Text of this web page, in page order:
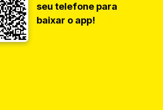
seu telefone para
baixar o app!